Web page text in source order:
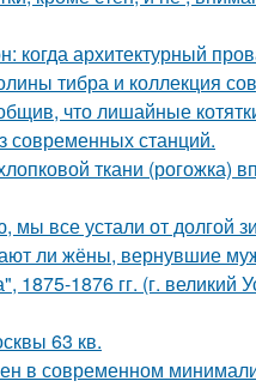
когда архитектурный
тибра и коллекция
что лишайные
современных станций.
ткани (рогожка)
все устали от долгой
ли жёны, вернувшие
1876 гг. (г. великий
63 кв.
в современном